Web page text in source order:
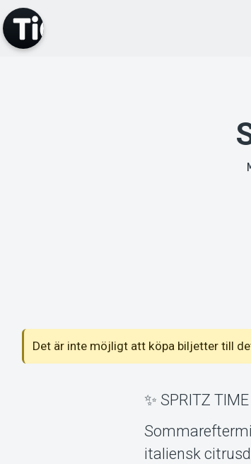
Det är inte möjligt att köpa biljetter till
✨ SPRITZ
italiensk